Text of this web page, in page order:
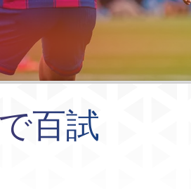
百試